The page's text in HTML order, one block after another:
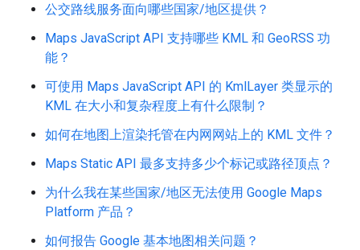
公交路线服务面向哪些国家/地区提供？
Maps JavaScript API 支持哪些 KML 和 GeoRSS 功
能？
可使用 Maps JavaScript API 的 KmlLayer 类显示的
KML 在大小和复杂程度上有什么限制？
如何在地图上渲染托管在内网网站上的 KML 文件？
Maps Static API 最多支持多少个标记或路径顶点？
为什么我在某些国家/地区无法使用 Google Maps
Platform 产品？
如何报告 Google 基本地图相关问题？